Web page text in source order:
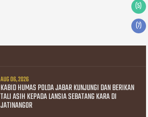
(5)
(7)
AUG 06, 2026
KABID HUMAS POLDA JABAR KUNJUNGI DAN BERIKAN
TALI ASIH KEPADA LANSIA SEBATANG KARA DI
JATINANGOR